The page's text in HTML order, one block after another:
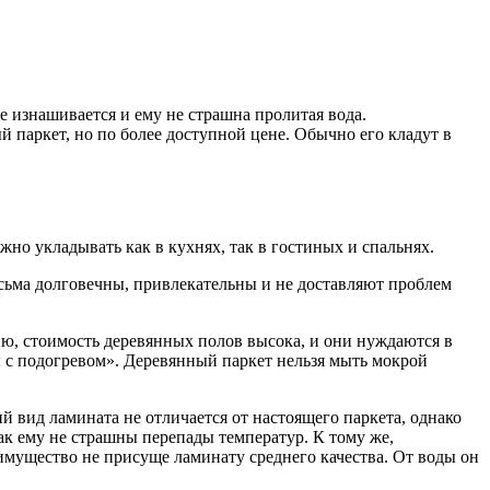
и ему не страшна пролитая вода.
но по более доступной цене. Обычно его кладут в
укладывать как в кухнях, так в гостиных и спальнях.
долговечны, привлекательны и не доставляют проблем
стоимость деревянных полов высока, и они нуждаются в
подогревом». Деревянный паркет нельзя мыть мокрой
ламината не отличается от настоящего паркета, однако
ему не страшны перепады температур. К тому же,
не присуще ламинату среднего качества. От воды он